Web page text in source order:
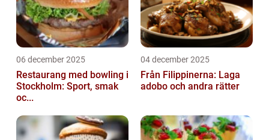
06 december 2025
Restaurang med bowling i
Stockholm: Sport, smak
oc...
04 december 2025
Från Filippinerna: Laga
adobo och andra rätter